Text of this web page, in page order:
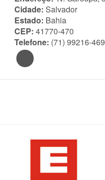
Cidade: Salvador
Estado: Bahia
CEP: 41770-470
Telefone: (71) 99216-